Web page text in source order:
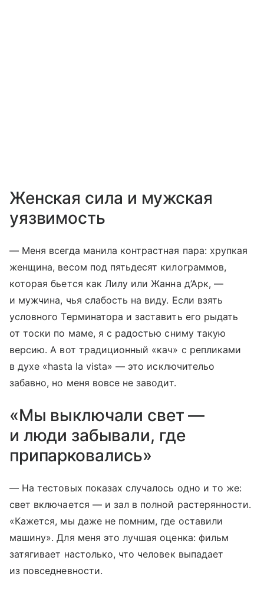
Женская сила и мужская
уязвимость
— Меня всегда манила контрастная пара: хрупкая
женщина, весом под пятьдесят килограммов,
которая бьется как Лилу или Жанна д’Арк, —
и мужчина, чья слабость на виду. Если взять
условного Терминатора и заставить его рыдать
от тоски по маме, я с радостью сниму такую
версию. А вот традиционный «кач» с репликами
в духе «hasta la vista» — это исключительо
забавно, но меня вовсе не заводит.
«Мы выключали свет —
и люди забывали, где
припарковались»
— На тестовых показах случалось одно и то же:
свет включается — и зал в полной растерянности.
«Кажется, мы даже не помним, где оставили
машину». Для меня это лучшая оценка: фильм
затягивает настолько, что человек выпадает
из повседневности.